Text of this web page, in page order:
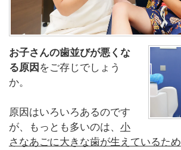
お子さんの歯並びが悪くな
る原因 をご存じでしょう
か。
原因はいろいろあるのです
が、もっとも多いのは、 小
さなあごに大きな歯が生えているため